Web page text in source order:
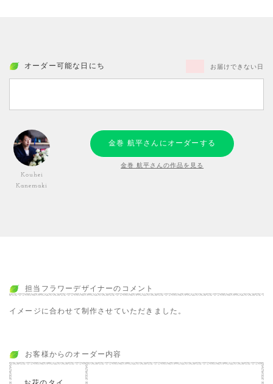
オーダー可能な日にち お届けできない日
Kouhei
Kanemaki
金巻 航平さんにオーダーする
金巻 航平さんの作品を見る
担当フラワーデザイナーのコメント
イメージに合わせて制作させていただきました。
お客様からのオーダー内容